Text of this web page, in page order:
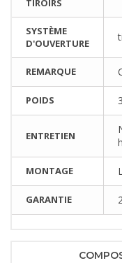
TIROIRS
SYSTÈME
D'OUVERTURE
REMARQUE
POIDS
ENTRETIEN
MONTAGE
GARANTIE